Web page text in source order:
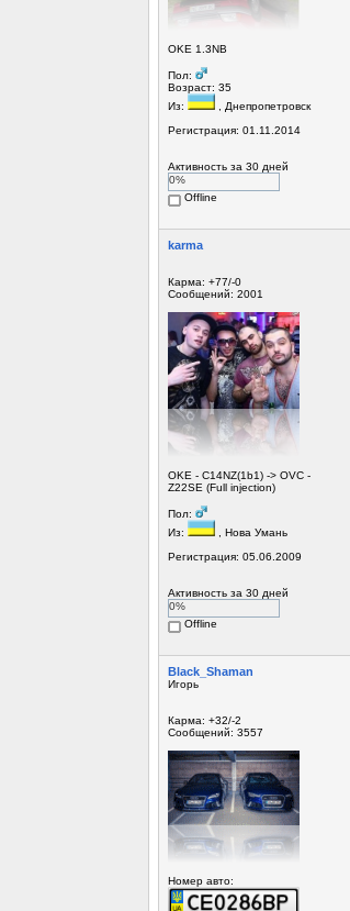
OKE 1.3NB
Пол:
Возраст: 35
Из:
, Днепропетровск
Регистрация: 01.11.2014
Активность за 30 дней
0%
Offline
karma
Карма: +77/-0
Сообщений: 2001
OKE - С14NZ(1b1) -> OVC -
Z22SE (Full injection)
Пол:
Из:
, Нова Умань
Регистрация: 05.06.2009
Активность за 30 дней
0%
Offline
Black_Shaman
Игорь
Карма: +32/-2
Сообщений: 3557
Номер авто: